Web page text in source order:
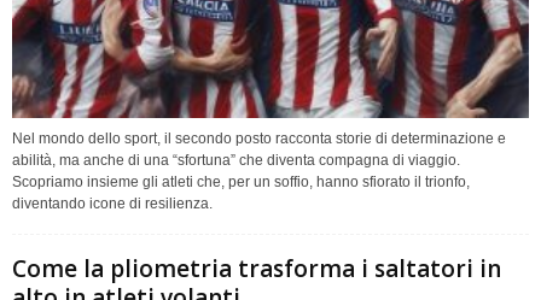
Nel mondo dello sport, il secondo posto racconta storie di determinazione e
abilità, ma anche di una “sfortuna” che diventa compagna di viaggio.
Scopriamo insieme gli atleti che, per un soffio, hanno sfiorato il trionfo,
diventando icone di resilienza.
Come la pliometria trasforma i saltatori in